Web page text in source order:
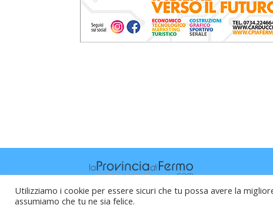
Raffaele Vitali - via Leopardi 10 - 61121
Utilizziamo i cookie per essere sicuri che tu possa avere la
assumiamo che tu ne sia felice.